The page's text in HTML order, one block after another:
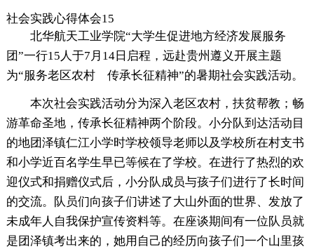
社会实践心得体会15
北华航天工业学院“大学生促进地方经济发展服务
团”一行15人于7月14日启程，远赴贵州遵义开展主题
为“服务老区农村 传承长征精神”的暑期社会实践活动。
本次社会实践活动分为深入老区农村，扶贫帮教；畅
游革命圣地，传承长征精神两个阶段。小分队到达活动目
的地团泽镇仁江小学时学校领导老师以及学校所在村支书
和小学近百名学生早已等候在了学校。在进行了热烈的欢
迎仪式和捐赠仪式后，小分队成员与孩子们进行了长时间
的交流。队员们向孩子们讲述了大山外面的世界、发放了
未成年人自我保护宣传资料等。在座谈期间有一位队员就
是团泽镇考出来的，她用自己的经历向孩子们一个山里孩